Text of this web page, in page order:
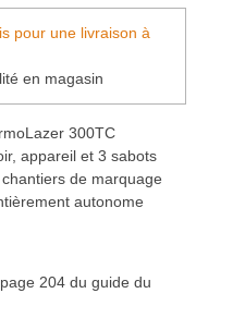
pour une livraison à
en magasin
300TC
appareil et 3 sabots
de marquage
autonome
204 du guide du